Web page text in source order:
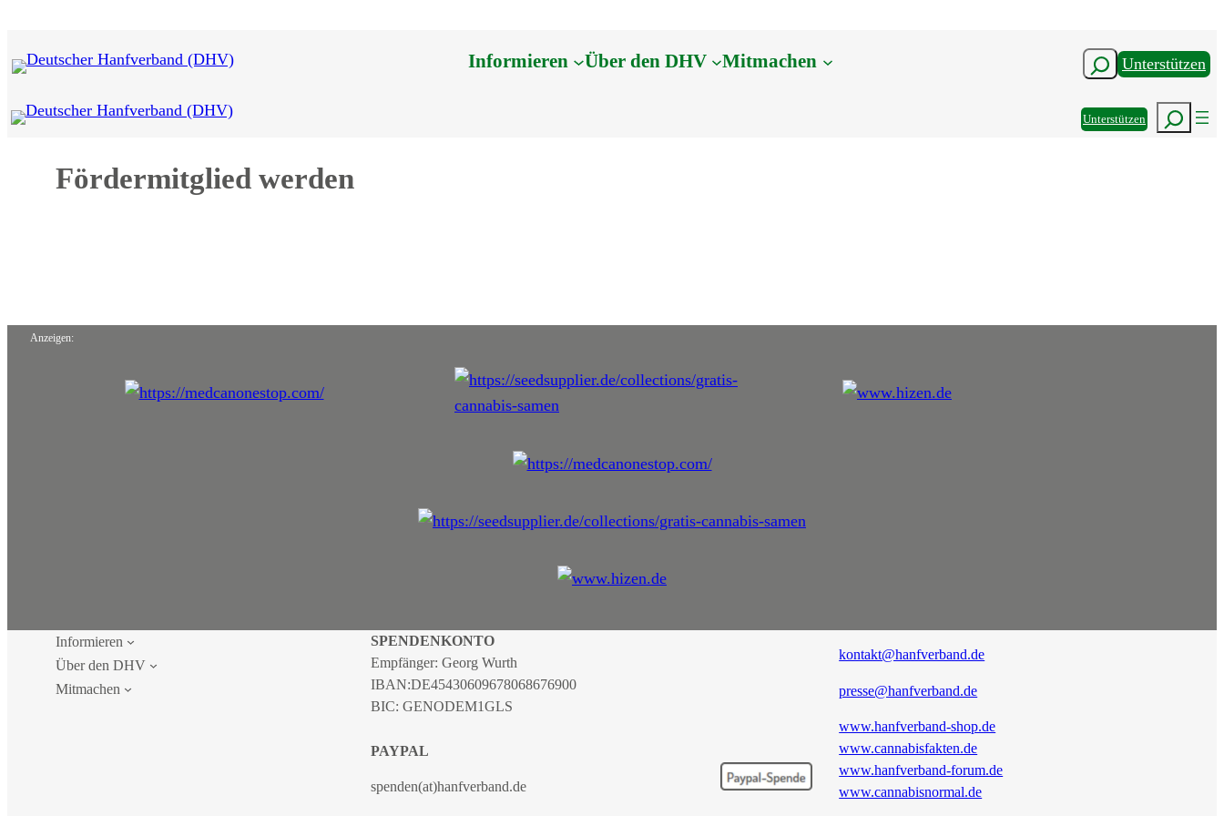
springen
Informieren Über den DHV Mitmachen SuchenUnterstützen
UnterstützenSuchen
Fördermitglied werden
Anzeigen:
Informieren
Über den DHV
Mitmachen
SPENDENKONTO
Empfänger: Georg Wurth
IBAN:DE45430609678068676900
BIC: GENODEM1GLS
PAYPAL
spenden(at)hanfverband.de
kontakt@hanfverband.de
presse@hanfverband.de
www.hanfverband-shop.de
www.cannabisfakten.de
www.hanfverband-forum.de
www.cannabisnormal.de